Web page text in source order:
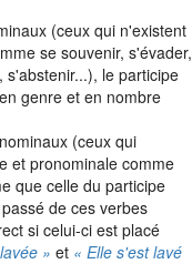
(ceux qui n'existent
se souvenir, s'évader,
s'abstenir...), le participe
genre et en nombre
(ceux qui
et pronominale comme
que celle du participe
de ces verbes
si celui-ci est placé
» et « Elle s'est lavé